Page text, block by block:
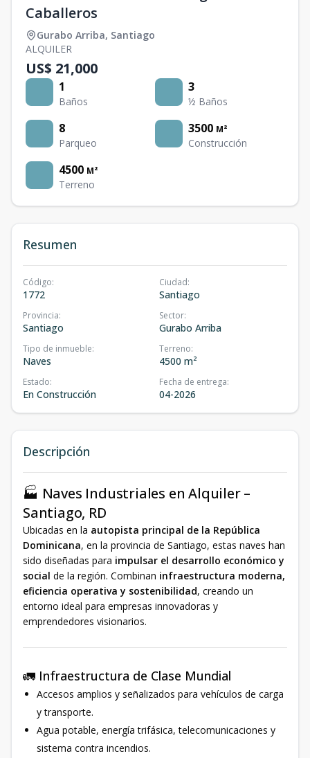
Caballeros
Gurabo Arriba, Santiago
ALQUILER
US$ 21,000
1
Baños
3
½ Baños
8
Parqueo
3500 M²
Construcción
4500 M²
Terreno
Resumen
Código:
1772
Ciudad:
Santiago
Provincia:
Santiago
Sector:
Gurabo Arriba
Tipo de inmueble:
Naves
Terreno:
4500 m²
Estado:
En Construcción
Fecha de entrega:
04-2026
Descripción
🏭 Naves Industriales en Alquiler –
Santiago, RD
Ubicadas en la autopista principal de la República
Dominicana, en la provincia de Santiago, estas naves han
sido diseñadas para impulsar el desarrollo económico y
social de la región. Combinan infraestructura moderna,
eficiencia operativa y sostenibilidad, creando un
entorno ideal para empresas innovadoras y
emprendedores visionarios.
🚛 Infraestructura de Clase Mundial
Accesos amplios y señalizados para vehículos de carga
y transporte.
Agua potable, energía trifásica, telecomunicaciones y
sistema contra incendios.